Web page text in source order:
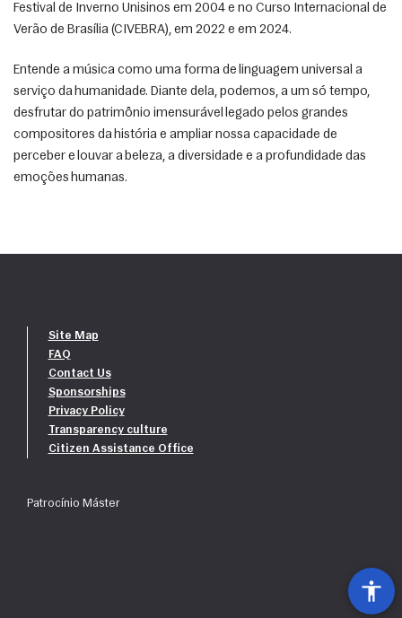
Festival de Inverno Unisinos em 2004 e no Curso Internacional de
Verão de Brasília (CIVEBRA), em 2022 e em 2024.
Entende a música como uma forma de linguagem universal a
serviço da humanidade. Diante dela, podemos, a um só tempo,
desfrutar do patrimônio imensurável legado pelos grandes
compositores da história e ampliar nossa capacidade de
perceber e louvar a beleza, a diversidade e a profundidade das
emoções humanas.
Site Map
FAQ
Contact Us
Sponsorships
Privacy Policy
Transparency culture
Citizen Assistance Office
Patrocínio Máster